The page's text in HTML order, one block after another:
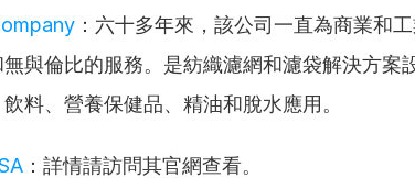
：六十多年來，該公司一直為商業和
與倫比的服務。是紡織濾網和濾袋解決方案
料、營養保健品、精油和脫水應用。
：詳情請訪問其官網查看。